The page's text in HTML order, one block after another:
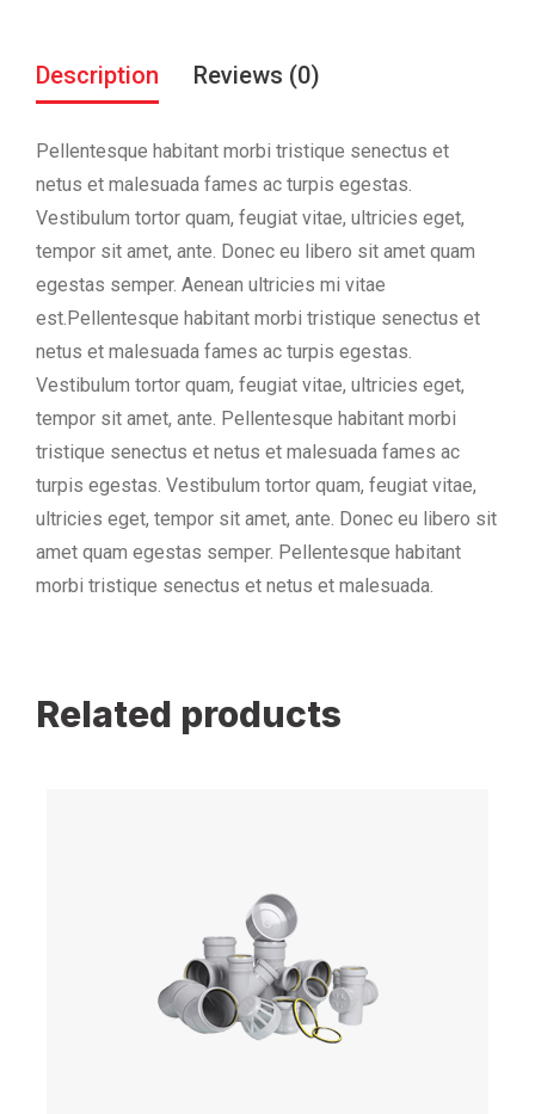
Description Reviews (0)
Pellentesque habitant morbi tristique senectus et
netus et malesuada fames ac turpis egestas.
Vestibulum tortor quam, feugiat vitae, ultricies eget,
tempor sit amet, ante. Donec eu libero sit amet quam
egestas semper. Aenean ultricies mi vitae
est.Pellentesque habitant morbi tristique senectus et
netus et malesuada fames ac turpis egestas.
Vestibulum tortor quam, feugiat vitae, ultricies eget,
tempor sit amet, ante. Pellentesque habitant morbi
tristique senectus et netus et malesuada fames ac
turpis egestas. Vestibulum tortor quam, feugiat vitae,
ultricies eget, tempor sit amet, ante. Donec eu libero sit
amet quam egestas semper. Pellentesque habitant
morbi tristique senectus et netus et malesuada.
Related products